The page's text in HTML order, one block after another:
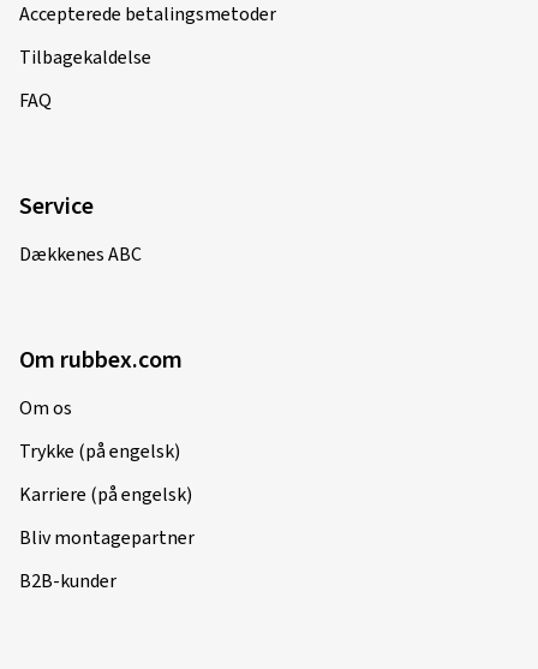
Accepterede betalingsmetoder
Tilbagekaldelse
FAQ
Service
Dækkenes ABC
Om rubbex.com
Om os
Trykke (på engelsk)
Karriere (på engelsk)
Bliv montagepartner
B2B-kunder